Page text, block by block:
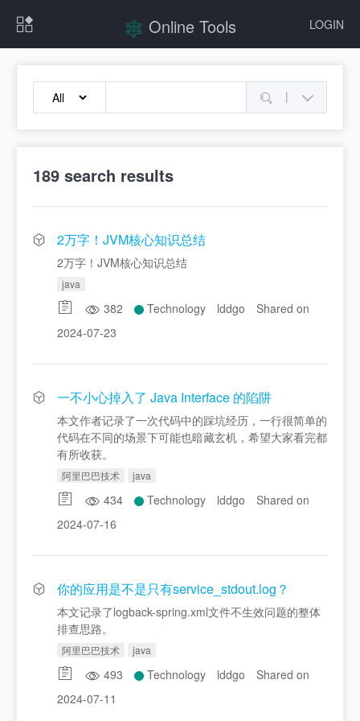
LOGIN
Online Tools
|
189 search results
2万字！JVM核心知识总结
2万字！JVM核心知识总结
java
382 Technology lddgo
Shared on
2024-07-23
一不小心掉入了 Java Interface 的陷阱
本文作者记录了一次代码中的踩坑经历，一行很简单的
代码在不同的场景下可能也暗藏玄机，希望大家看完都
有所收获。
阿里巴巴技术 java
434 Technology lddgo
Shared on
2024-07-16
你的应用是不是只有service_stdout.log？
本文记录了logback-spring.xml文件不生效问题的整体
排查思路。
阿里巴巴技术 java
493 Technology lddgo
Shared on
2024-07-11